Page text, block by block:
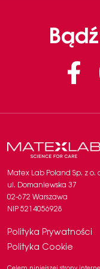
Bądź
Matex Lab Poland Sp. z o.
ul. Domaniewska 37
02-672 Warszawa
NIP 5214056928
Polityka Prywatności
Polityka Cookie